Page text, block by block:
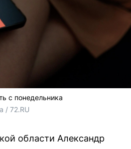
с понедельника
/ 72.RU
области Александр